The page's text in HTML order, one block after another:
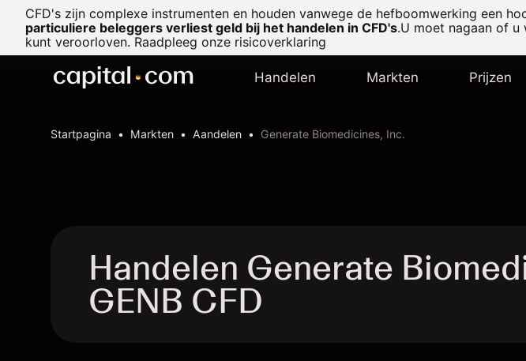
CFD's zijn complexe instrumenten en houden vanwege de hefboomwerking een
particuliere beleggers verliest geld bij het handelen in CFD's.U moet nagaan of
kunt veroorloven. Raadpleeg onze risicoverklaring
Handelen Markten Prijzen
Startpagina Markten Aandelen Generate Biomedicines, Inc.
Handelen Generate
GENB CFD